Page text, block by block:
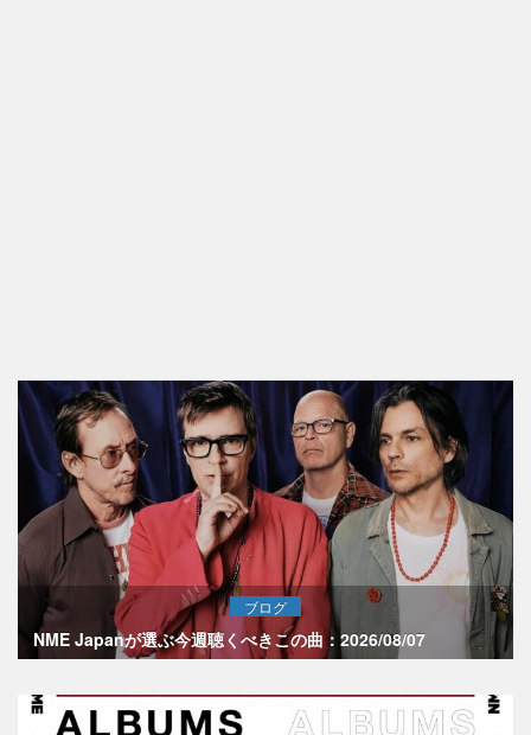
ブログ
NME Japanが選ぶ今週聴くべきこの曲：2026/08/07